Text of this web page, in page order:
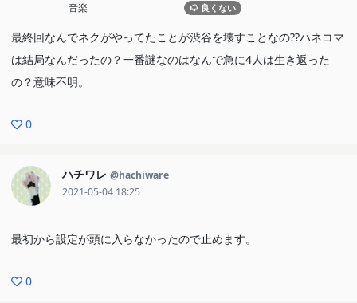
音楽 良くない
最終回なんでネクがやってたことが渋谷を壊すことなの??ハネコマ
は結局なんだったの？一番謎なのはなんで急に4人は生き返った
の？意味不明。
0
ハチワレ @hachiware
2021-05-04 18:25
最初から設定が頭に入らなかったので止めます。
0